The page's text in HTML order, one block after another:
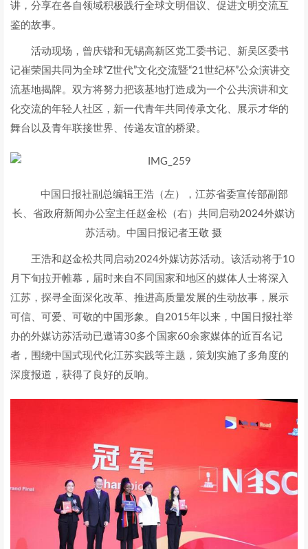
讲，分享在各自领域积极践行全球文明倡议、促进文明交流互
鉴的故事。
活动现场，曾庆锴和无锡高新区党工委书记、新吴区委书
记崔荣国共同为全球“Z世代”文化交流暨“21世纪杯”公众演讲交
流基地揭牌。双方将努力把该基地打造成为一个公共演讲和文
化交流的年轻人社区，新一代青年共同传承文化、展示才华的
舞台以及青年联接世界、传递友谊的桥梁。
中国日报社副总编辑王浩（左），江苏省委宣传部副部
长、省政府新闻办公室主任赵金松（右）共同启动2024外媒访
苏活动。中国日报记者王敬 摄
王浩和赵金松共同启动2024外媒访苏活动。该活动将于10
月下旬拉开帷幕，届时来自不同国家和地区的媒体人士将深入
江苏，探寻全面深化改革、推进高质量发展的生动故事，展示
可信、可爱、可敬的中国形象。自2015年以来，中国日报社举
办的外媒访苏活动已邀请30多个国家60余家媒体的近百名记
者，围绕中国式现代化江苏实践等主题，策划实施了多角度的
深度报道，获得了良好的反响。